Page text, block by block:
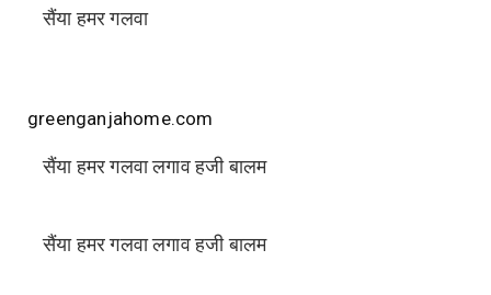
सैंया हमर गलवा
greenganjahome.com
सैंया हमर गलवा लगाव हजी बालम
सैंया हमर गलवा लगाव हजी बालम